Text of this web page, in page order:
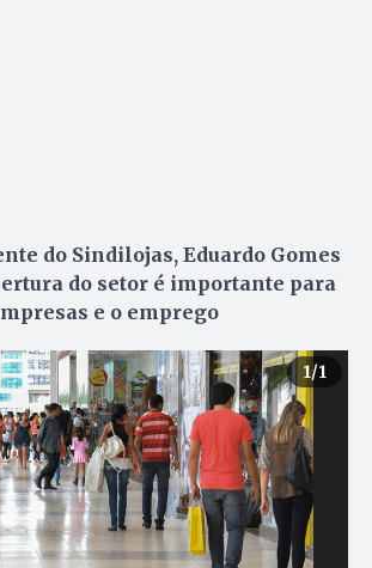
do Sindilojas, Eduardo Gomes
do setor é importante para
e o emprego
1/1